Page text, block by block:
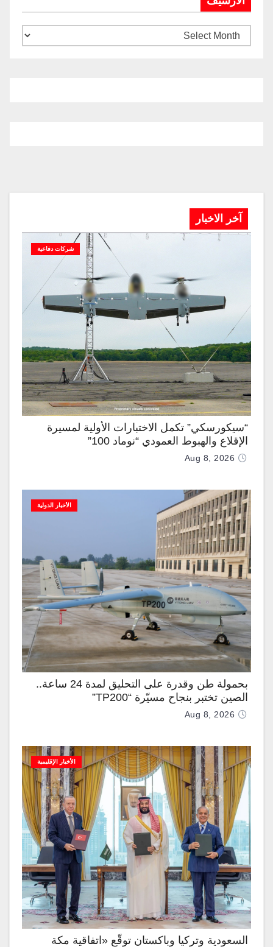
آخر الاخبار
شركات دفاعية
“سيكورسكي” تكمل الاختبارات الأولية لمسيرة
الإقلاع والهبوط العمودي “نوماد 100”
Aug 8, 2026
الأخبار الدولية
بحمولة طن وقدرة على التحليق لمدة 24 ساعة..
الصين تختبر بنجاح مسيّرة “TP200”
Aug 8, 2026
الأخبار الإقليمية
السعودية وتركيا وباكستان توقّع «اتفاقية مكة